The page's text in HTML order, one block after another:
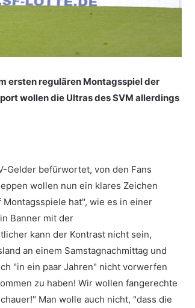
ersten regulären Montagsspiel der
wollen die Ultras des SVM allerdings
Gelder befürwortet, von den Fans
wollen nun ein klares Zeichen
hat", wie es in einer
Banner mit der
kann der Kontrast nicht sein,
an einem Samstagnachmittag und
"in ein paar Jahren" nicht vorwerfen
zu haben! Wir wollen fangerechte
Man wolle auch nicht, "dass die